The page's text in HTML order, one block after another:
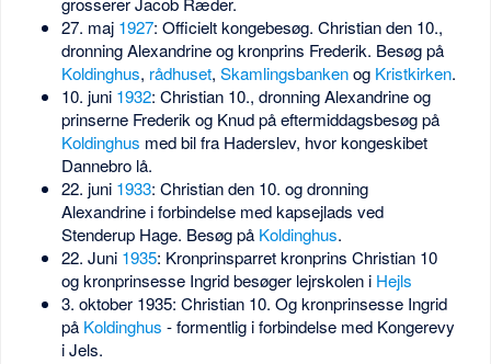
27. maj 1927: Officielt kongebesøg. Christian den 10.,
dronning Alexandrine og kronprins Frederik. Besøg på
Koldinghus, rådhuset, Skamlingsbankenog Kristkirken.
10. juni 1932: Christian 10., dronning Alexandrine og
prinserne Frederik og Knud på eftermiddagsbesøg på
Koldinghus med bil fra Haderslev, hvor kongeskibet
Dannebro lå.
22. juni 1933: Christian den 10. og dronning
Alexandrine i forbindelse med kapsejlads ved
Stenderup Hage. Besøg på Koldinghus.
22. Juni 1935: Kronprinsparret kronprins Christian 10
og kronprinsesse Ingrid besøger lejrskolen i Hejls
3. oktober 1935: Christian 10. Og kronprinsesse Ingrid
på Koldinghus - formentlig i forbindelse med Kongerevy
i Jels.